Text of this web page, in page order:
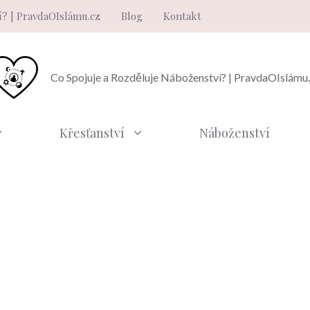
| PravdaOIslámu.cz Blog Kontakt
Co Spojuje a Rozděluje Náboženství? |
Křesťanství Náboženství